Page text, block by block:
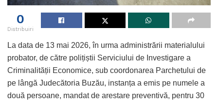
0
Distribuiri
La data de 13 mai 2026, în urma administrării materialului
probator, de către polițiștii Serviciului de Investigare a
Criminalității Economice, sub coordonarea Parchetului de
pe lângă Judecătoria Buzău, instanța a emis pe numele a
două persoane, mandat de arestare preventivă, pentru 30